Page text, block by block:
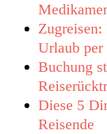
Urlaub per
Buchung
Diese 5
Reisende